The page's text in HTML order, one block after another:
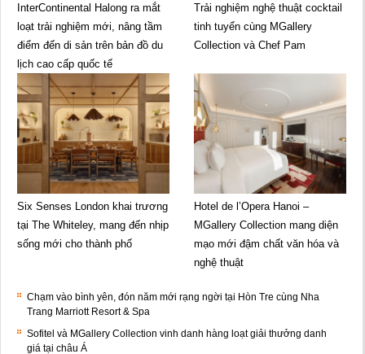
InterContinental Halong ra mắt
loạt trải nghiệm mới, nâng tầm
điểm đến di sản trên bản đồ du
lịch cao cấp quốc tế
Trải nghiệm nghệ thuật cocktail
tinh tuyển cùng MGallery
Collection và Chef Pam
Six Senses London khai trương
tại The Whiteley, mang đến nhịp
sống mới cho thành phố
Hotel de l’Opera Hanoi –
MGallery Collection mang diện
mạo mới đậm chất văn hóa và
nghệ thuật
Chạm vào bình yên, đón năm mới rạng ngời tại Hòn Tre cùng Nha
Trang Marriott Resort & Spa
Sofitel và MGallery Collection vinh danh hàng loạt giải thưởng danh
giá tại châu Á